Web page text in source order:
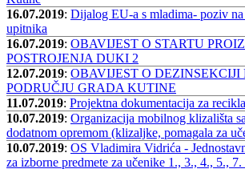
16.07.2019: Dijalog EU-a s mladima- poziv
upitnika
16.07.2019: OBAVIJEST O STARTU
POSTROJENJA DUKI 2
12.07.2019: OBAVIJEST O
PODRUČJU GRADA KUTINE
11.07.2019: Projektna dokumentacija za
10.07.2019: Organizacija mobilnog klizališta
dodatnom opremom (klizaljke, pomagala za
10.07.2019: OS Vladimira Vidrića -
za izborne predmete za učenike 1., 3., 4., 5., 7.